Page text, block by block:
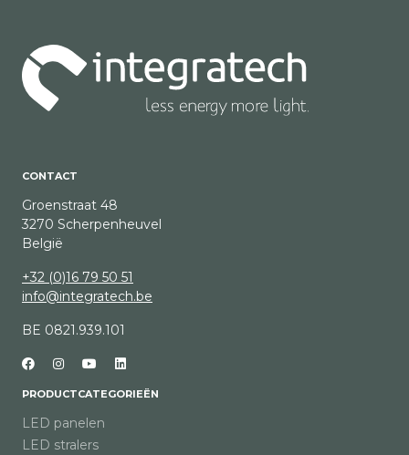
CONTACT
Groenstraat 48
3270 Scherpenheuvel
België
+32 (0)16 79 50 51
info@integratech.be
BE 0821.939.101
PRODUCTCATEGORIEËN
LED panelen
LED stralers